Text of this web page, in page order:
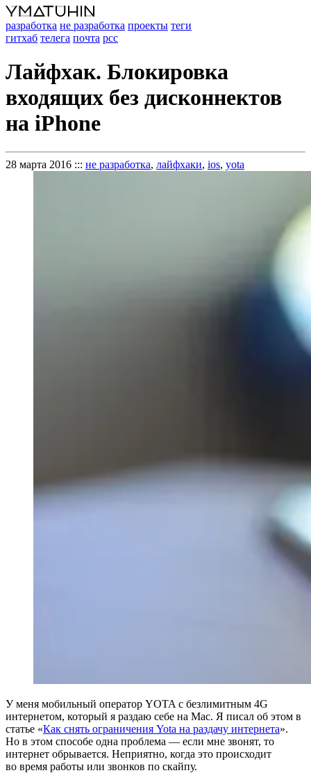
разработка не разработка проекты теги
гитхаб телега почта рсс
Лайфхак. Блокировка
входящих без дисконнектов
на iPhone
28 марта 2016 ::: не разработка, лайфхаки, ios, yota
У меня мобильный оператор YOTA с безлимитным 4G
интернетом, который я раздаю себе на Mac. Я писал об этом в
статье «Как снять ограничения Yota на раздачу интернета».
Но в этом способе одна проблема — если мне звонят, то
интернет обрывается. Неприятно, когда это происходит
во время работы или звонков по скайпу.